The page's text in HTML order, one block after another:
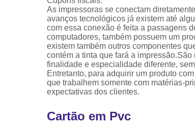
As impressoras se conectam
avanços tecnológicos já existem até
com essa conexão é feita a passagens
computadores, também possuem um
existem também outros componentes
contém a tinta que fará a
finalidade e especialidade diferente,
Entretanto, para adquirir um produto
que trabalhem somente com matérias-
expectativas dos clientes.
Cartão em Pvc